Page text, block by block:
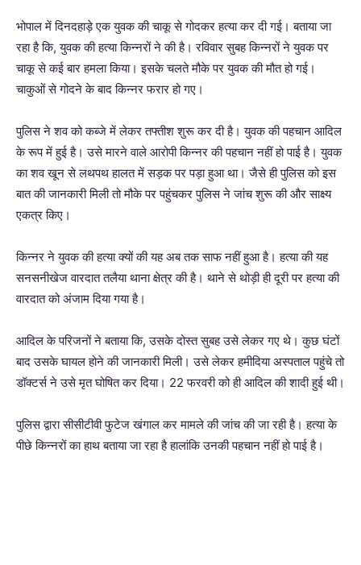
भोपाल में दिनदहाड़े एक युवक की चाकू से गोदकर हत्या कर दी गई। बताया जा
रहा है कि, युवक की हत्या किन्नरों ने की है। रविवार सुबह किन्नरों ने युवक पर
चाकू से कई बार हमला किया। इसके चलते मौके पर युवक की मौत हो गई।
चाकुओं से गोदने के बाद किन्नर फरार हो गए।
पुलिस ने शव को कब्जे में लेकर तफ्तीश शुरू कर दी है। युवक की पहचान आदिल
के रूप में हुई है। उसे मारने वाले आरोपी किन्नर की पहचान नहीं हो पाई है। युवक
का शव खून से लथपथ हालत में सड़क पर पड़ा हुआ था। जैसे ही पुलिस को इस
बात की जानकारी मिली तो मौके पर पहुंचकर पुलिस ने जांच शुरू की और साक्ष्य
एकत्र किए।
किन्नर ने युवक की हत्या क्यों की यह अब तक साफ नहीं हुआ है। हत्या की यह
सनसनीखेज वारदात तलैया थाना क्षेत्र की है। थाने से थोड़ी ही दूरी पर हत्या की
वारदात को अंजाम दिया गया है।
आदिल के परिजनों ने बताया कि, उसके दोस्त सुबह उसे लेकर गए थे। कुछ घंटों
बाद उसके घायल होने की जानकारी मिली। उसे लेकर हमीदिया अस्पताल पहुंचे तो
डॉक्टर्स ने उसे मृत घोषित कर दिया। 22 फरवरी को ही आदिल की शादी हुई थी।
पुलिस द्वारा सीसीटीवी फुटेज खंगाल कर मामले की जांच की जा रही है। हत्या के
पीछे किन्नरों का हाथ बताया जा रहा है हालांकि उनकी पहचान नहीं हो पाई है।